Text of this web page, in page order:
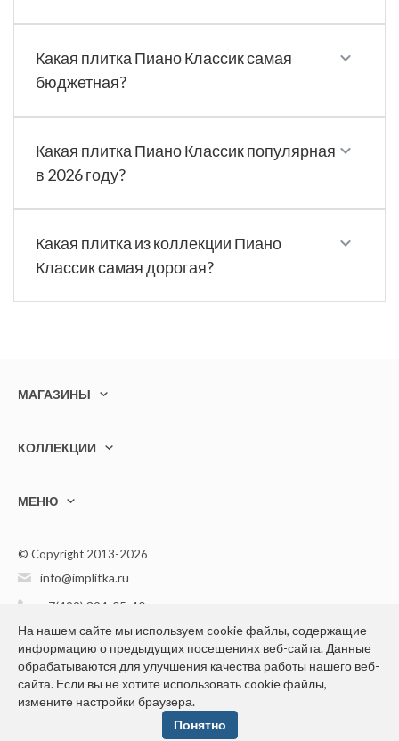
Какая плитка Пиано Классик самая
бюджетная?
Какая плитка Пиано Классик популярная
в 2026 году?
Какая плитка из коллекции Пиано
Классик самая дорогая?
МАГАЗИНЫ
КОЛЛЕКЦИИ
МЕНЮ
© Copyright 2013-2026
info@implitka.ru
+7(499) 394-05-40
Конфиденциальность персональной информации
На нашем сайте мы используем cookie файлы, содержащие
информацию о предыдущих посещениях веб-сайта. Данные
обрабатываются для улучшения качества работы нашего веб-
сайта. Если вы не хотите использовать cookie файлы,
измените настройки браузера.
Понятно